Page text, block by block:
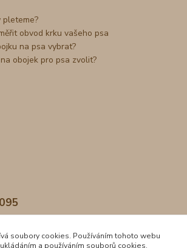
pleteme?
obvod krku vašeho psa
na psa vybrat?
obojek pro psa zvolit?
soubory cookies. Používáním tohoto webu
a používáním souborů cookies.